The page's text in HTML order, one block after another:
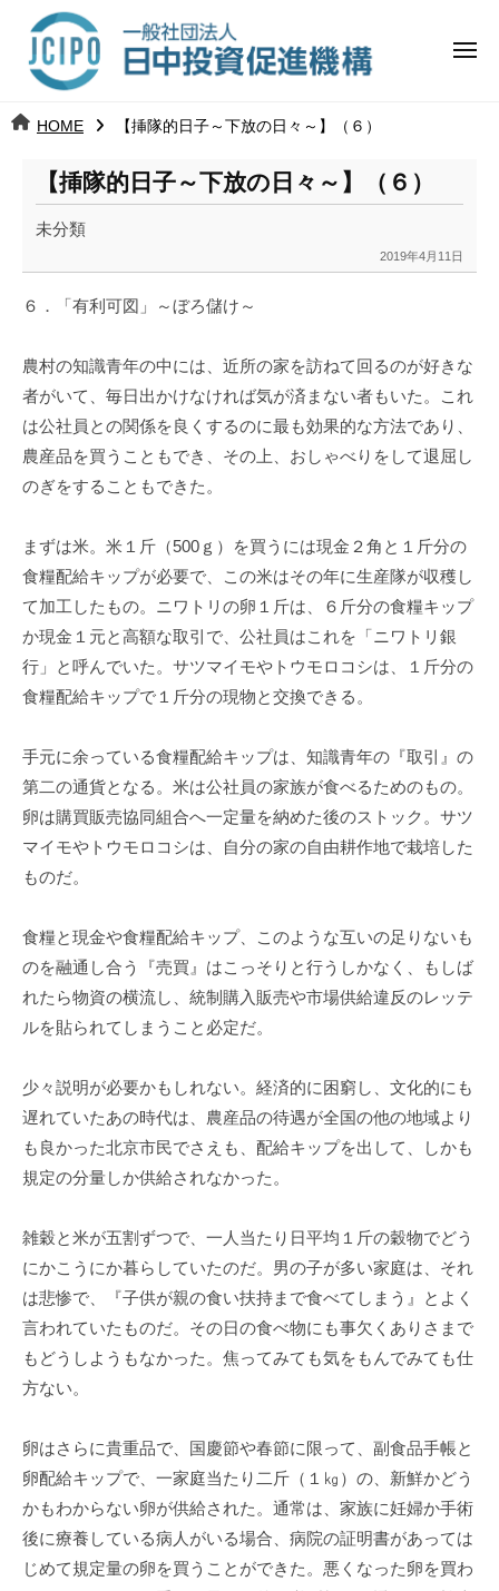
ツ 日
中
投
資
促
進
機
構
j
メ
HOME 【挿隊的日子～下放の日々～】（６）
【挿隊的日子～下放の日々～】（６）
未分類
2019年4月11日
n
a
u
m
６．「有利可図」～ぼろ儲け～
農村の知識青年の中には、近所の家を訪ねて回るのが好きな
者がいて、毎日出かけなければ気が済まない者もいた。これ
は公社員との関係を良くするのに最も効果的な方法であり、
農産品を買うこともでき、その上、おしゃべりをして退屈し
のぎをすることもできた。
まずは米。米１斤（500ｇ）を買うには現金２角と１斤分の
食糧配給キップが必要で、この米はその年に生産隊が収穫し
て加工したもの。 ニワトリの卵１斤は、６斤分の食糧キップ
か現金１元と高額な取引で、公社員はこれを「ニワトリ銀
行」と呼んでいた。サツマイモやトウモロコシは、１斤分の
食糧配給キップで１斤分の現物と交換できる。
手元に余っている食糧配給キップは、知識青年の『取引』の
第二の通貨となる。米は公社員の家族が食べるためのもの。
卵は購買販売協同組合へ一定量を納めた後のストック。サツ
マイモやトウモロコシは、自分の家の自由耕作地で栽培した
ものだ。
食糧と現金や食糧配給キップ、このような互いの足りないも
のを融通し合う『売買』はこっそりと行うしかなく、もしば
れたら物資の横流し、統制購入販売や市場供給違反のレッテ
ルを貼られてしまうこと必定だ。
少々説明が必要かもしれない。経済的に困窮し、文化的にも
遅れていたあの時代は、農産品の待遇が全国の他の地域より
も良かった北京市民でさえも、配給キップを出して、しかも
規定の分量しか供給されなかった。
雑穀と米が五割ずつで、一人当たり日平均１斤の穀物でどう
にかこうにか暮らしていたのだ。男の子が多い家庭は、それ
は悲惨で、『子供が親の食い扶持まで食べてしまう』とよく
言われていたものだ。その日の食べ物にも事欠くありさまで
もどうしようもなかった。焦ってみても気をもんでみても仕
方ない。
卵はさらに貴重品で、国慶節や春節に限って、副食品手帳と
卵配給キップで、一家庭当たり二斤（１㎏）の、新鮮かどう
かもわからない卵が供給された。通常は、家族に妊婦か手術
後に療養している病人がいる場合、病院の証明書があっては
じめて規定量の卵を買うことができた。悪くなった卵を買わ
日
中
資
進
構